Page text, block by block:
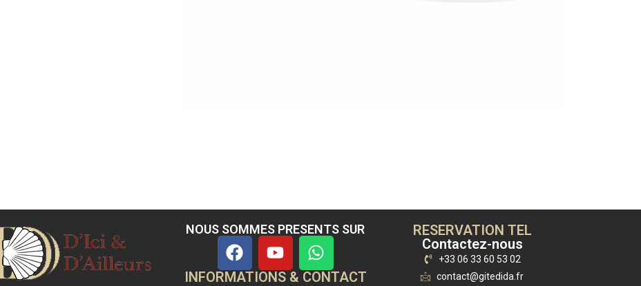
NOUS SOMMES PRESENTS SUR
INFORMATIONS & CONTACT
RESERVATION TEL
Contactez-nous
+33 06 33 60 53 02
contact@gitedida.fr